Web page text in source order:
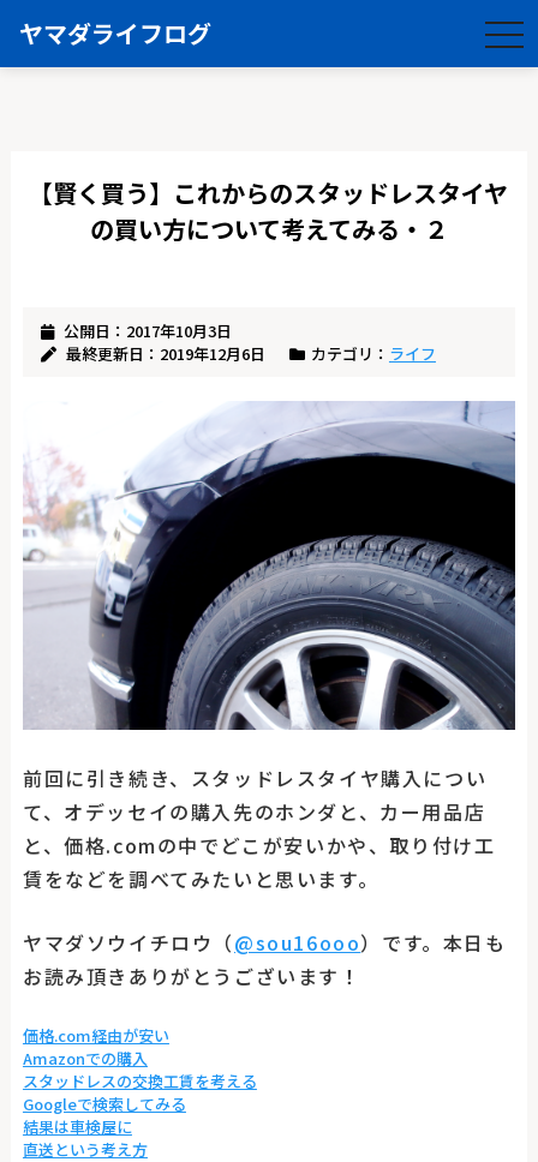
ヤマダライフログ
【賢く買う】これからのスタッドレスタイヤ
の買い方について考えてみる・２
公開日：2017年10月3日
最終更新日：2019年12月6日
カテゴリ： ライフ
前回に引き続き、スタッドレスタイヤ購入につい
て、オデッセイの購入先のホンダと、カー用品店
と、価格.comの中でどこが安いかや、取り付け工
賃をなどを調べてみたいと思います。
ヤマダソウイチロウ（@sou16ooo）です。本日も
お読み頂きありがとうございます！
価格.com経由が安い
Amazonでの購入
スタッドレスの交換工賃を考える
Googleで検索してみる
結果は車検屋に
直送という考え方